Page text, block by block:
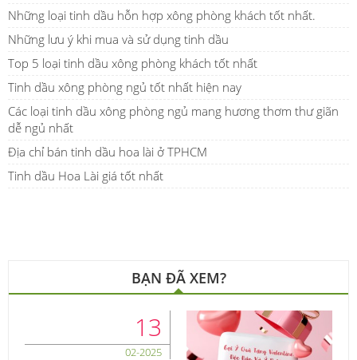
Những loại tinh dầu hỗn hợp xông phòng khách tốt nhất.
Những lưu ý khi mua và sử dụng tinh dầu
Top 5 loại tinh dầu xông phòng khách tốt nhất
Tinh dầu xông phòng ngủ tốt nhất hiện nay
Các loại tinh dầu xông phòng ngủ mang hương thơm thư giãn
dễ ngủ nhất
Địa chỉ bán tinh dầu hoa lài ở TPHCM
Tinh dầu Hoa Lài giá tốt nhất
BẠN ĐÃ XEM?
13
02-2025